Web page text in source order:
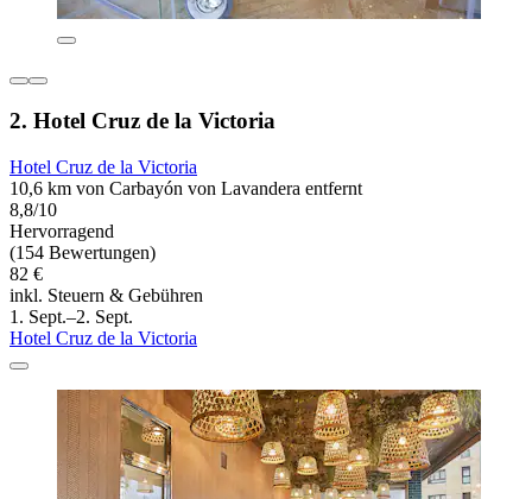
2. Hotel Cruz de la Victoria
Hotel Cruz de la Victoria
10,6 km von Carbayón von Lavandera entfernt
8,8/10
Hervorragend
(154 Bewertungen)
82 €
inkl. Steuern & Gebühren
1. Sept.–2. Sept.
Hotel Cruz de la Victoria